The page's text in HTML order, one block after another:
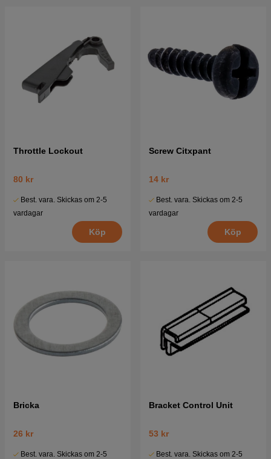
Throttle Lockout
80 kr
Best. vara. Skickas om 2-5
vardagar
Köp
Screw Citxpant
14 kr
Best. vara. Skickas om 2-5
vardagar
Köp
Bricka
26 kr
Best. vara. Skickas om 2-5
Bracket Control Unit
53 kr
Best. vara. Skickas om 2-5